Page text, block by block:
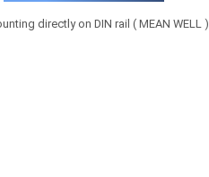
directly on DIN rail ( MEAN WELL )